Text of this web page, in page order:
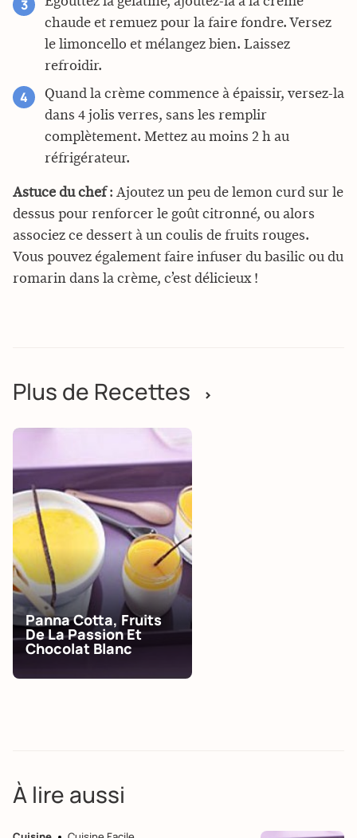
chaude et remuez pour la faire fondre. Versez
le limoncello et mélangez bien. Laissez
refroidir.
Quand la crème commence à épaissir, versez-la
dans 4 jolis verres, sans les remplir
complètement. Mettez au moins 2 h au
réfrigérateur.
Astuce du chef: Ajoutez un peu de lemon curd sur le
dessus pour renforcer le goût citronné, ou alors
associez ce dessert à un coulis de fruits rouges.
Vous pouvez également faire infuser du basilic ou du
romarin dans la crème, c’est délicieux !
Plus de Recettes >
Panna Cotta, Fruits
De La Passion Et
Chocolat Blanc
À lire aussi